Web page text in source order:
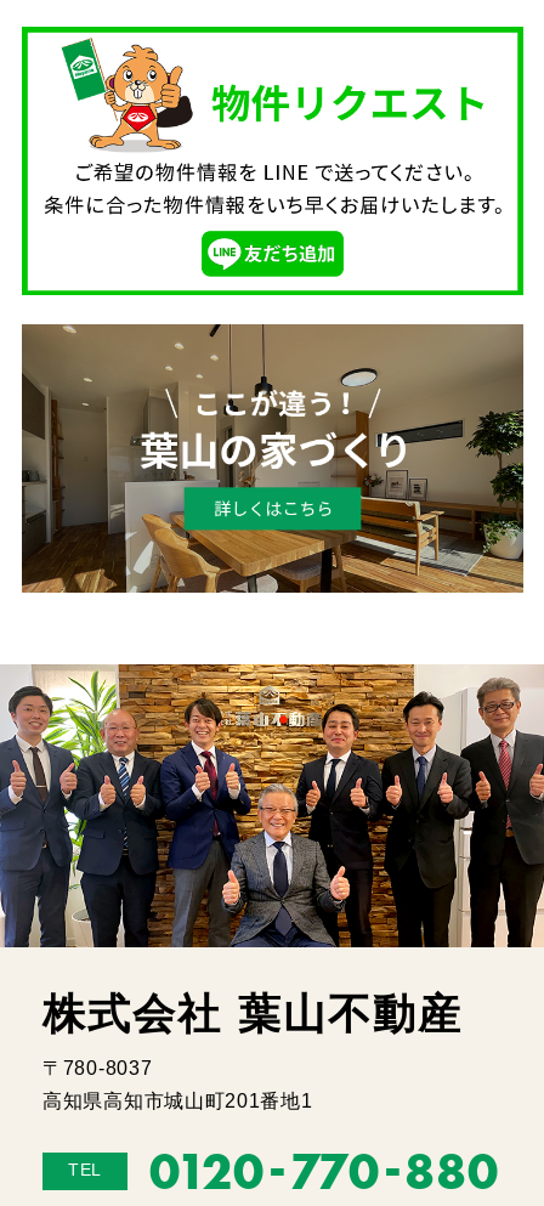
株式会社 葉山不動産
〒780-8037
高知県高知市城山町201番地1
TEL 0120-770-880